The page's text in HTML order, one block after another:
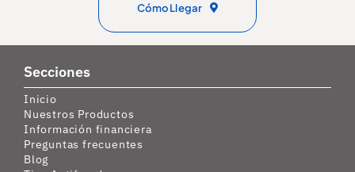
Cómo Llegar
Secciones
Inicio
Nuestros Productos
Información financiera
Preguntas frecuentes
Blog